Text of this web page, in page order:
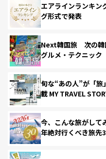
エアラインランキ
グ形式で発表
Next韓国旅 次の韓
グルメ・テクニック
旬な“あの人”が「旅
載 MY TRAVEL
今、こんな旅がして
年絶対行くべき旅先